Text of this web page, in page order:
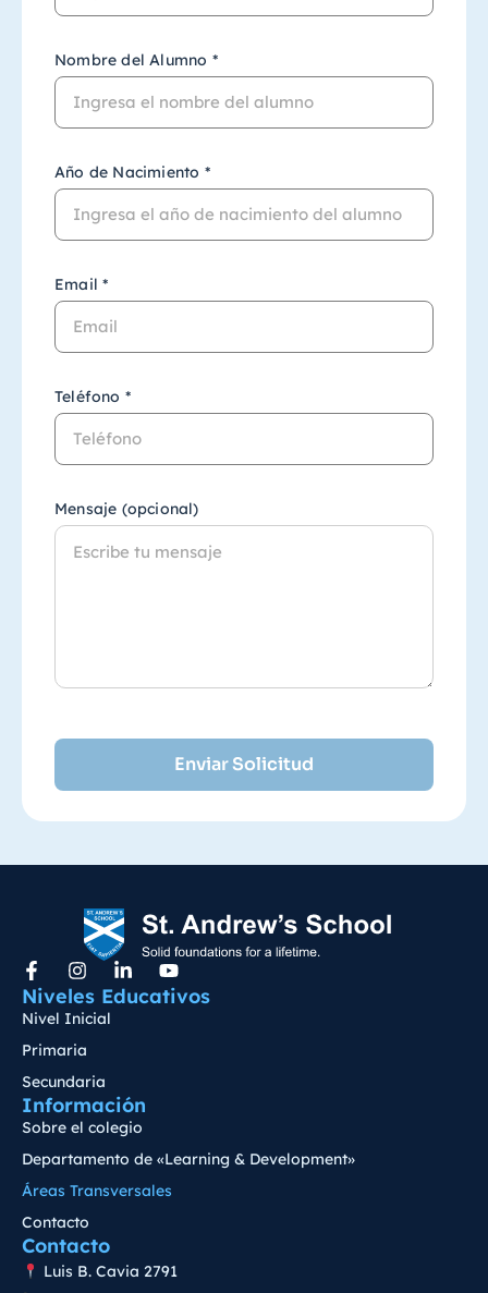
Nombre del Alumno *
Año de Nacimiento *
Email *
Teléfono *
Mensaje (opcional)
Niveles Educativos
Nivel Inicial
Primaria
Secundaria
Información
Sobre el colegio
Departamento de «Learning & Development»
Áreas Transversales
Contacto
Contacto
Luis B. Cavia 2791